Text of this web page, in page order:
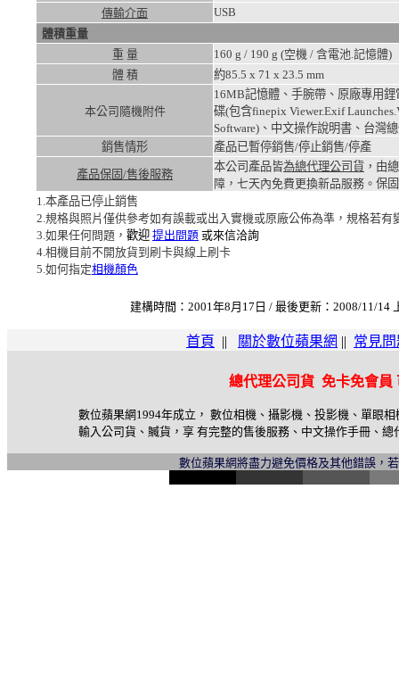
傳輸介面
USB
體積重量
重 量
160 g / 190 g (空機 / 含電池.記憶體)
體 積
約85.5 x 71 x 23.5 mm
本公司隨機附件
16MB記憶體、手腕帶、原廠專用
碟(包含finepix Viewer.Exif
Software)、中文操作說明書、台灣
銷售情形
產品已暫停銷售/停止銷售/停產
產品保固/售後服務
本公司產品皆為總代理公司貨 ，由
障，七天內免費更換新品服務。 保
1.本產品已停止銷售
2.規格與照片僅供參考如有誤載或出入實機或原廠公佈為準，規格若有
3.如果任何問題， 歡迎 提出問題 或來信洽詢
4.相機目前不開放貨到刷卡與線上刷卡
5.如何指定相機顏色
建構時間：2001年8月17日 / 最後更新：2008/11/
首頁 || 關於數位蘋果網 || 常見
總代理公司貨 免卡免會
數位蘋果網1994年成立， 數位相機、攝影機、投影機、單眼
輸入公司貨、贓貨，享 有完整的售後服務、中文操作手冊、
數位蘋果網將盡力避免價格及其他錯誤，